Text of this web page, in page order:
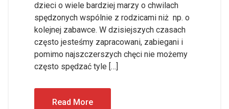
dzieci o wiele bardziej marzy o chwilach
spędzonych wspólnie z rodzicami niż np. o
kolejnej zabawce. W dzisiejszych czasach
często jesteśmy zapracowani, zabiegani i
pomimo najszczerszych chęci nie możemy
często spędzać tyle […]
Read More